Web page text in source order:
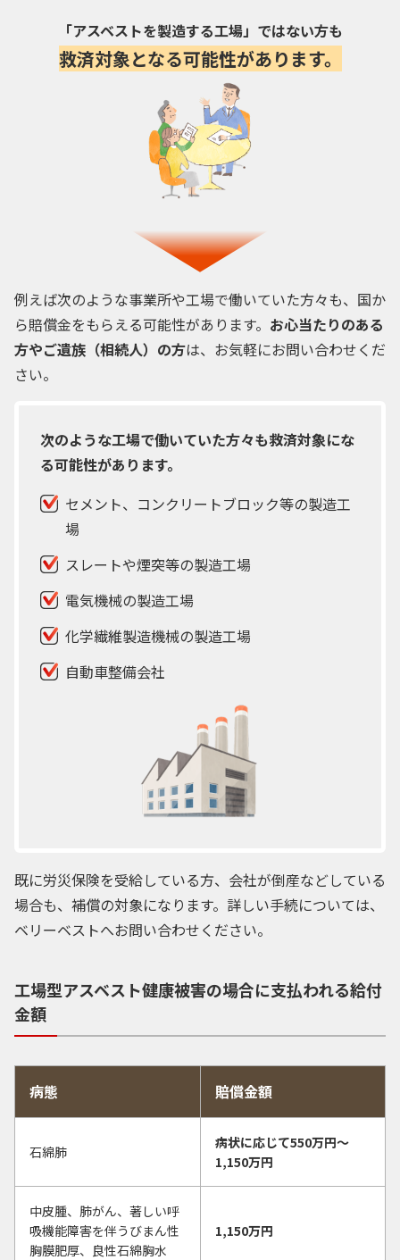
「アスベストを製造する工場」ではない方も
救済対象となる可能性があります。
例えば次のような事業所や工場で働いていた方々も、国か
ら賠償金をもらえる可能性があります。 お心当たりのある
方やご遺族（相続人）の方は、お気軽にお問い合わせくだ
さい。
次のような工場で働いていた方々も救済対象にな
る可能性があります。
セメント、コンクリートブロック等の製造工
場
スレートや煙突等の製造工場
電気機械の製造工場
化学繊維製造機械の製造工場
自動車整備会社
既に労災保険を受給している方、会社が倒産などしている
場合も、補償の対象になります。詳しい手続については、
ベリーベストへお問い合わせください。
工場型アスベスト健康被害の場合に支払われる給付
金額
病態 賠償金額
石綿肺
病状に応じて550万円〜
1,150万円
中皮腫、肺がん、著しい呼
吸機能障害を伴うびまん性
胸膜肥厚、良性石綿胸水
1,150万円